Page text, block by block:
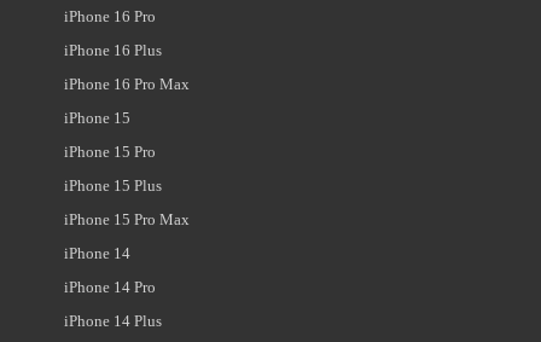
iPhone 16 Pro
iPhone 16 Plus
iPhone 16 Pro Max
iPhone 15
iPhone 15 Pro
iPhone 15 Plus
iPhone 15 Pro Max
iPhone 14
iPhone 14 Pro
iPhone 14 Plus